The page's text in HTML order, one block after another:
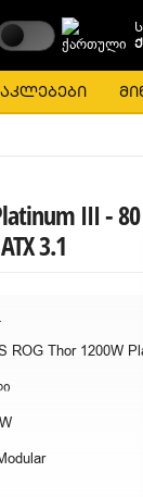
III - 80
3.1